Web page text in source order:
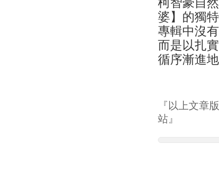
柯智豪自
婆】的獨
專輯中沒
而是以扎
循序漸進
『以上文章
站』